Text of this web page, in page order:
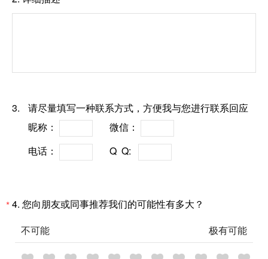
3.
请尽量填写一种联系方式，方便我与您进行联系回应
昵称：
微信：
电话：
Q Q:
*4. 您向朋友或同事推荐我们的可能性有多大？
不可能
极有可能